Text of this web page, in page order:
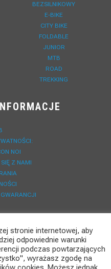
BEZSILNIKOWY
E-BIKE
CITY BIKE
FOLDABLE
JUNIOR
MTB
ROAD
TREKKING
NOI
Z NAMI
stronie internetowej, aby
odpowiednie warunki
podczas powtarzających
wyrażasz zgodę na